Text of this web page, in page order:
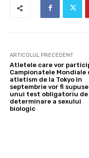
ARTICOLUL PRECEDENT
Atletele care vor
Campionatele Mondiale
atletism de la Tokyo în
septembrie vor fi supuse
unui test obligatoriu de
determinare a sexului
biologic